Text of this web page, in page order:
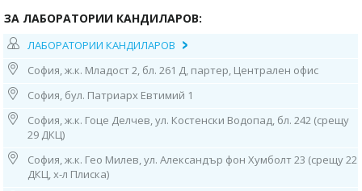
тел: 0885 252 467, 02/952 21 36
07.30ч до 19.00ч /от понеделник до петък/;
8.30ч-14.30ч /събота и неделя/
2. София, бул. “Патриарх Евтимий" 1
МЦ “Юмедис”, ет. 2 (до кино "Одеон")
тел: 0884 221 403
Работно време:
ЗА ЛАБОРАТОРИИ КАНДИЛАРОВ:
ЛАБОРАТОРИИ КАНДИЛАРОВ
София, ж.к. Младост 2, бл. 261 Д, партер, Централен офис
София, бул. Патриарх Евтимий 1
София, ж.к. Гоце Делчев, ул. Костенски Водопад, бл. 242 (срещу
29 ДКЦ)
София, ж.к. Гео Милев, ул. Александър фон Хумболт 23 (срещу 22
ДКЦ, х-л Плиска)